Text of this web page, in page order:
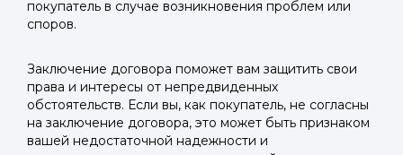
покупатель в случае возникновения проблем или
споров.
Заключение договора поможет вам защитить свои
права и интересы от непредвиденных
обстоятельств. Если вы, как покупатель, не согласны
на заключение договора, это может быть признаком
вашей недостаточной надежности и